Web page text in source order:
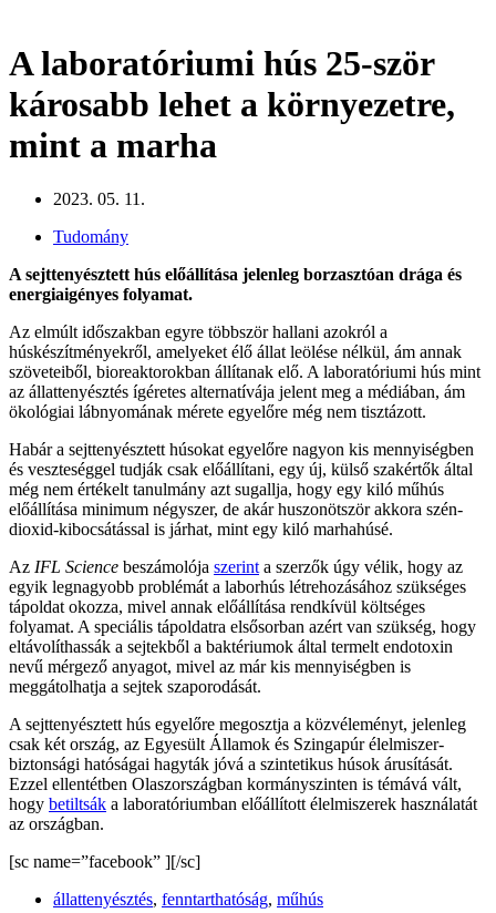
A laboratóriumi hús 25-ször
károsabb lehet a környezetre,
mint a marha
2023. 05. 11.
Tudomány
A sejttenyésztett hús előállítása jelenleg borzasztóan drága és
energiaigényes folyamat.
Az elmúlt időszakban egyre többször hallani azokról a
húskészítményekről, amelyeket élő állat leölése nélkül, ám annak
szöveteiből, bioreaktorokban állítanak elő. A laboratóriumi hús mint
az állattenyésztés ígéretes alternatívája jelent meg a médiában, ám
ökológiai lábnyomának mérete egyelőre még nem tisztázott.
Habár a sejttenyésztett húsokat egyelőre nagyon kis mennyiségben
és veszteséggel tudják csak előállítani, egy új, külső szakértők által
még nem értékelt tanulmány azt sugallja, hogy egy kiló műhús
előállítása minimum négyszer, de akár huszonötször akkora szén-
dioxid-kibocsátással is járhat, mint egy kiló marhahúsé.
Az IFL Science beszámolója szerinta szerzők úgy vélik, hogy az
egyik legnagyobb problémát a laborhús létrehozásához szükséges
tápoldat okozza, mivel annak előállítása rendkívül költséges
folyamat. A speciális tápoldatra elsősorban azért van szükség, hogy
eltávolíthassák a sejtekből a baktériumok által termelt endotoxin
nevű mérgező anyagot, mivel az már kis mennyiségben is
meggátolhatja a sejtek szaporodását.
A sejttenyésztett hús egyelőre megosztja a közvéleményt, jelenleg
csak két ország, az Egyesült Államok és Szingapúr élelmiszer-
biztonsági hatóságai hagyták jóvá a szintetikus húsok árusítását.
Ezzel ellentétben Olaszországban kormányszinten is témává vált,
hogy betiltsák a laboratóriumban előállított élelmiszerek használatát
az országban.
[sc name=”facebook” ][/sc]
állattenyésztés, fenntarthatóság, műhús